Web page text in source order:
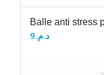
Balle anti stress
د.م.9